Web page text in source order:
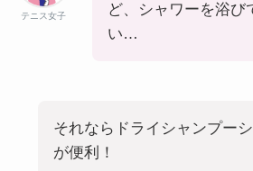
テニス女子
ど、シャワーを浴び
い…
それならドライシャンプー
が便利！